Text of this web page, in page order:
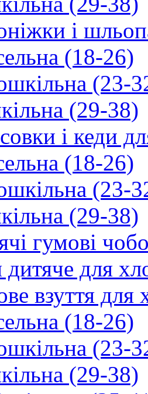
і
(18-26)
(23-
(29-38)
і кеди
(18-26)
(23-
(29-38)
гумові
дитяче для
взуття для
(18-26)
(23-
(29-38)